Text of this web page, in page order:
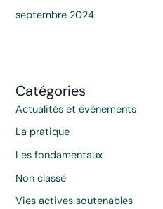
septembre 2024
Catégories
Actualités et évènements
La pratique
Les fondamentaux
Non classé
Vies actives soutenables